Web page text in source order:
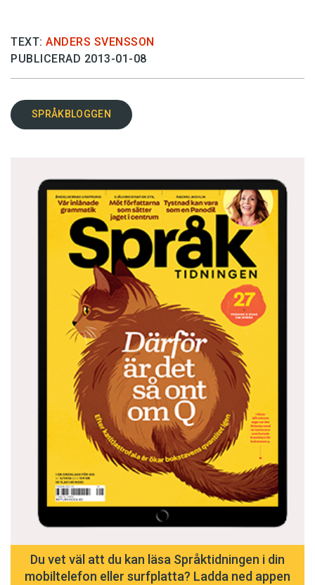
TEXT: ANDERS SVENSSON
PUBLICERAD 2013-01-08
SPRÅKBLOGGEN
Du vet väl att du kan läsa Språktidningen i din
mobiltelefon eller surfplatta? Ladda ned appen